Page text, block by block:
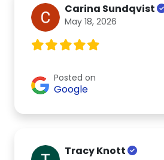
Carina Sundqvist
May 18, 2026
Posted on
Google
Tracy Knott